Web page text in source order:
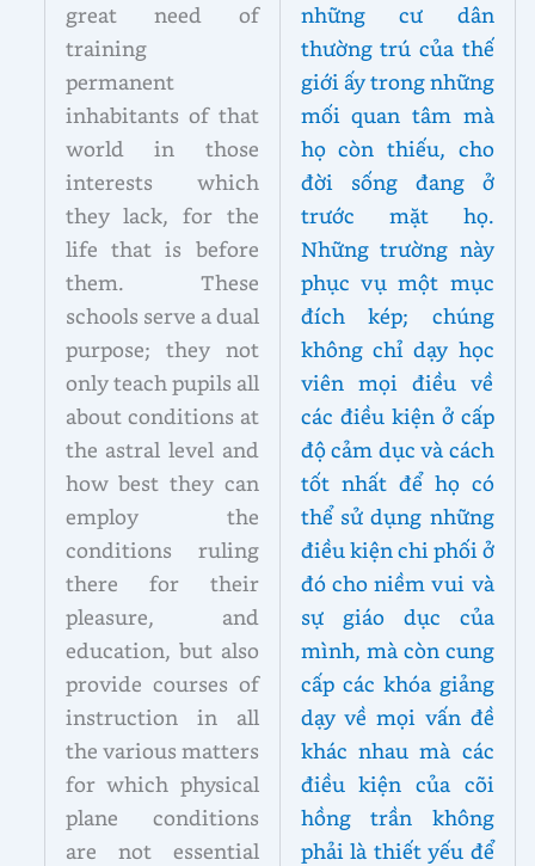
great need of
training
permanent
inhabitants of that
world in those
interests which
they lack, for the
life that is before
them. These
schools serve a dual
purpose; they not
only teach pupils all
about conditions at
the astral level and
how best they can
employ the
conditions ruling
there for their
pleasure, and
education, but also
provide courses of
instruction in all
the various matters
for which physical
plane conditions
are not essential
những cư dân
thường trú của thế
giới ấy trong những
mối quan tâm mà
họ còn thiếu, cho
đời sống đang ở
trước mặt họ.
Những trường này
phục vụ một mục
đích kép; chúng
không chỉ dạy học
viên mọi điều về
các điều kiện ở cấp
độ cảm dục và cách
tốt nhất để họ có
thể sử dụng những
điều kiện chi phối ở
đó cho niềm vui và
sự giáo dục của
mình, mà còn cung
cấp các khóa giảng
dạy về mọi vấn đề
khác nhau mà các
điều kiện của cõi
hồng trần không
phải là thiết yếu để